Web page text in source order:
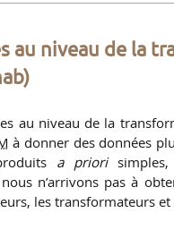
au niveau de la
au niveau de la
à donner des données
a priori
n’arrivons pas à
les transformateurs